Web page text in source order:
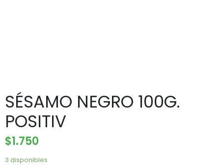
SÉSAMO NEGRO 100G.
POSITIV
$1.750
3 disponibles